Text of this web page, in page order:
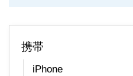
携帯
iPhone